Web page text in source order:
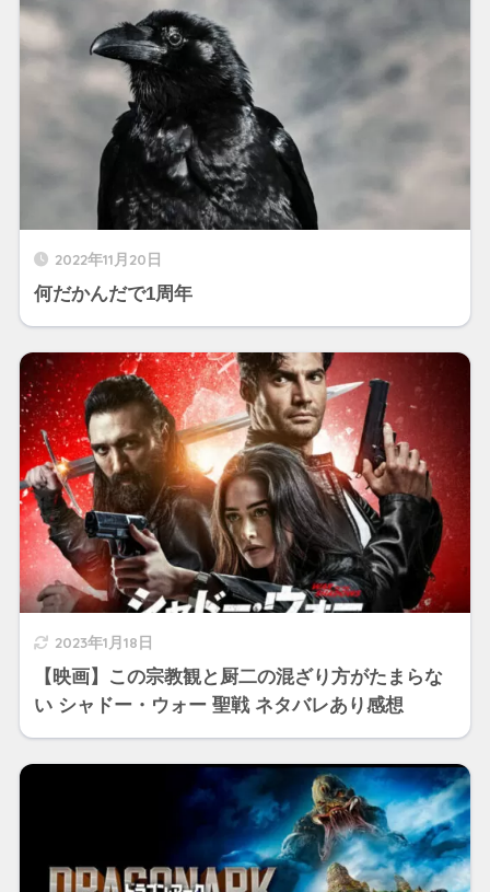
2022年11月20日
何だかんだで1周年
2023年1月18日
【映画】この宗教観と厨二の混ざり方がたまらな
い シャドー・ウォー 聖戦 ネタバレあり感想